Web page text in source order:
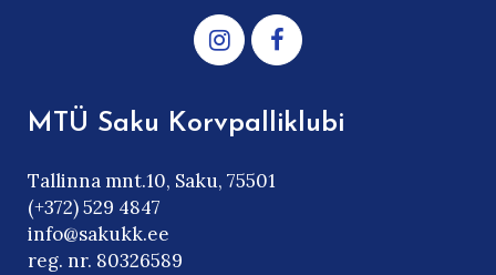
MTÜ Saku Korvpalliklubi
Tallinna mnt.10, Saku, 75501
(+372) 529 4847
info@sakukk.ee
reg. nr. 80326589